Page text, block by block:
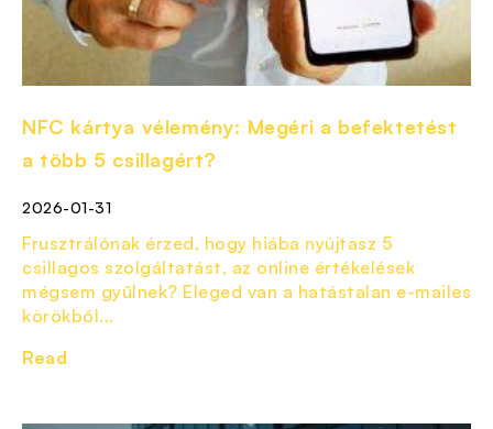
NFC kártya vélemény: Megéri a befektetést
a több 5 csillagért?
2026-01-31
Frusztrálónak érzed, hogy hiába nyújtasz 5
csillagos szolgáltatást, az online értékelések
mégsem gyűlnek? Eleged van a hatástalan e-mailes
körökből...
Read